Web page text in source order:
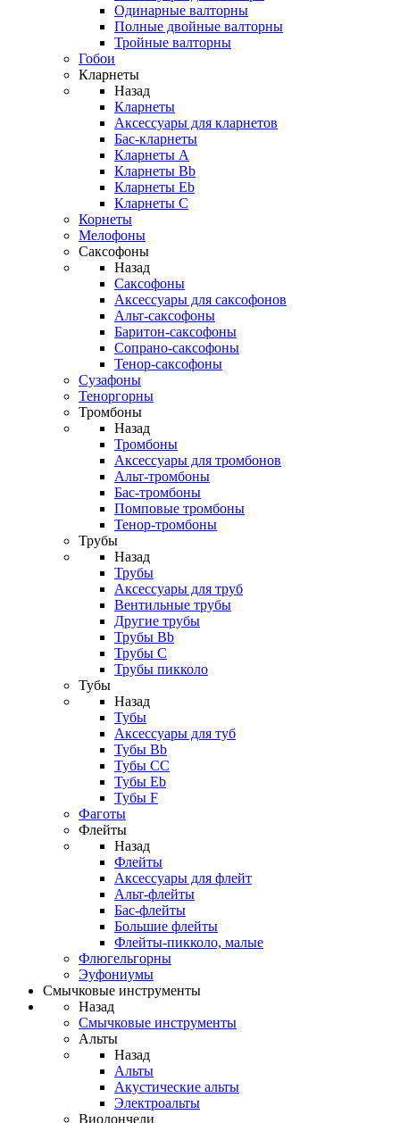
Одинарные валторны
Полные двойные валторны
Тройные валторны
Гобои
Кларнеты
Назад
Кларнеты
Аксессуары для кларнетов
Бас-кларнеты
Кларнеты A
Кларнеты Bb
Кларнеты Eb
Кларнеты С
Корнеты
Мелофоны
Саксофоны
Назад
Саксофоны
Аксессуары для саксофонов
Альт-саксофоны
Баритон-саксофоны
Сопрано-саксофоны
Тенор-саксофоны
Сузафоны
Теноргорны
Тромбоны
Назад
Тромбоны
Аксессуары для тромбонов
Альт-тромбоны
Бас-тромбоны
Помповые тромбоны
Тенор-тромбоны
Трубы
Назад
Трубы
Аксессуары для труб
Вентильные трубы
Другие трубы
Трубы Bb
Трубы C
Трубы пикколо
Тубы
Назад
Тубы
Аксессуары для туб
Тубы Bb
Тубы CC
Тубы Eb
Тубы F
Фаготы
Флейты
Назад
Флейты
Аксессуары для флейт
Альт-флейты
Бас-флейты
Большие флейты
Флейты-пикколо, малые
Флюгельгорны
Эуфониумы
Смычковые инструменты
Назад
Смычковые инструменты
Альты
Назад
Альты
Акустические альты
Электроальты
Виолончели